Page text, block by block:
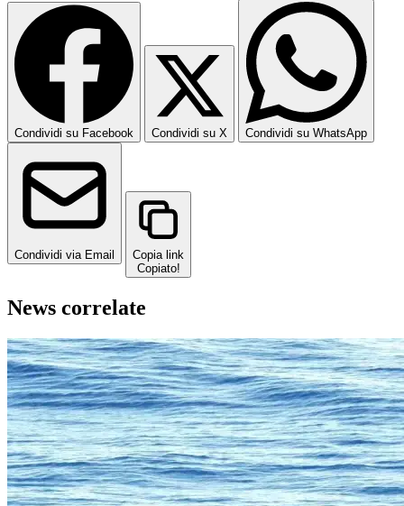
Condividi su Facebook Condividi su X Condividi su WhatsApp
Condividi via Email
Copia link
Copiato!
News correlate